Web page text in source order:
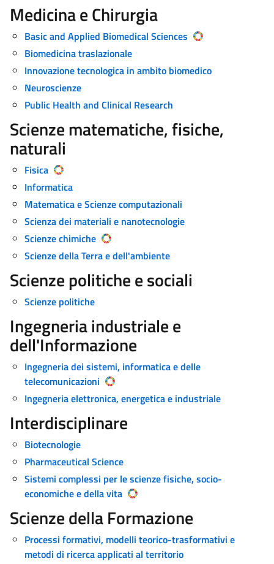
Medicina e Chirurgia
Basic and Applied Biomedical Sciences
Biomedicina traslazionale
Innovazione tecnologica in ambito biomedico
Neuroscienze
Public Health and Clinical Research
Scienze matematiche, fisiche,
naturali
Fisica
Informatica
Matematica e Scienze computazionali
Scienza dei materiali e nanotecnologie
Scienze chimiche
Scienze della Terra e dell'ambiente
Scienze politiche e sociali
Scienze politiche
Ingegneria industriale e
dell'Informazione
Ingegneria dei sistemi, informatica e delle
telecomunicazioni
Ingegneria elettronica, energetica e industriale
Interdisciplinare
Biotecnologie
Pharmaceutical Science
Sistemi complessi per le scienze fisiche, socio-
economiche e della vita
Scienze della Formazione
Processi formativi, modelli teorico-trasformativi e
metodi di ricerca applicati al territorio